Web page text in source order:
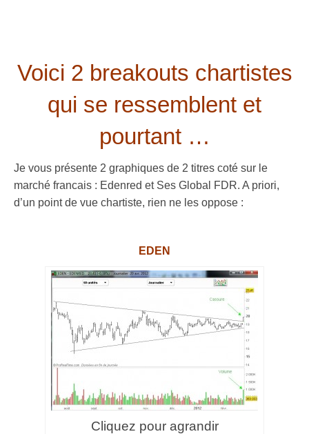
Voici 2 breakouts chartistes
qui se ressemblent et
pourtant …
Je vous présente 2 graphiques de 2 titres coté sur le
marché francais : Edenred et Ses Global FDR. A priori,
d’un point de vue chartiste, rien ne les oppose :
EDEN
Cliquez pour agrandir